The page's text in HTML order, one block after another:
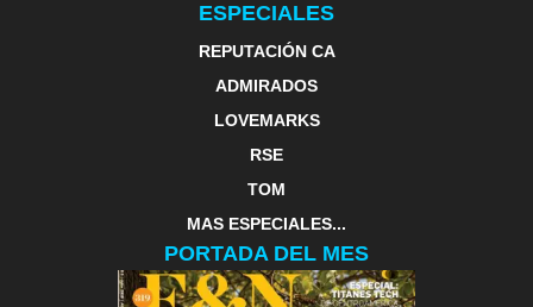
ESPECIALES
REPUTACIÓN CA
ADMIRADOS
LOVEMARKS
RSE
TOM
MAS ESPECIALES...
PORTADA DEL MES